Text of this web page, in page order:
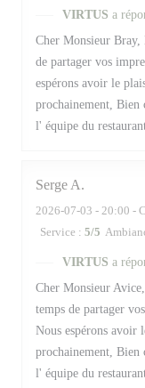
VIRTUS a
Cher Monsieur Bray,
de partager vos
espérons avoir le
prochainement, Bien
l' équipe du
Serge A
2026-07-03 - 20:00 -
Service : 5/5
VIRTUS a
Cher Monsieur
temps de partager
Nous espérons avoir
prochainement, Bien
l' équipe du